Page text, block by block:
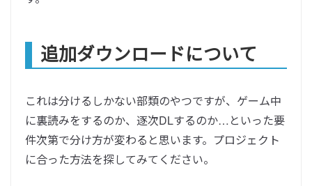
追加ダウンロードについて
これは分けるしかない部類のやつですが、ゲーム中
に裏読みをするのか、逐次DLするのか…といった要
件次第で分け方が変わると思います。プロジェクト
に合った方法を探してみてください。